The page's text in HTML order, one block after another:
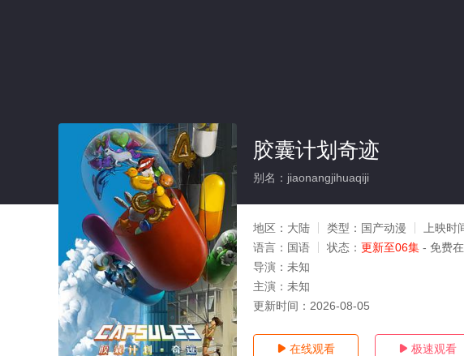
胶囊计划奇迹
别名：jiaonangjihuaqiji
地区： 大陆 类型： 国产动漫 上映时
语言： 国语 状态： 更新至06集 - 免费
导演： 未知
主演： 未知
更新时间： 2026-08-05
 在线观看  极速观看